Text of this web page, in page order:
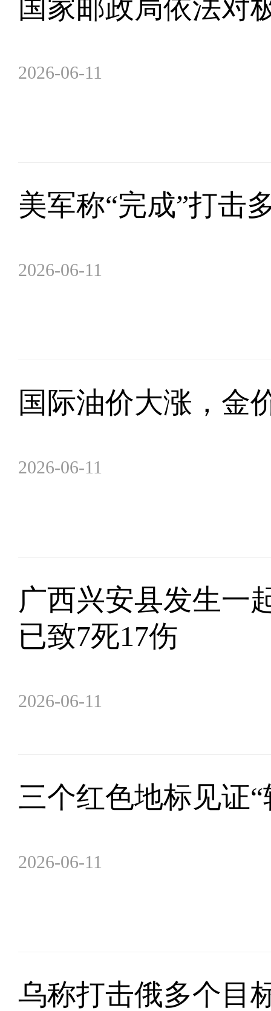
国家邮政局依法对
2026-06-11
美军称“完成”打击
2026-06-11
国际油价大涨，金
2026-06-11
广西兴安县发生一
已致7死17伤
2026-06-11
三个红色地标见证
2026-06-11
乌称打击俄多个目